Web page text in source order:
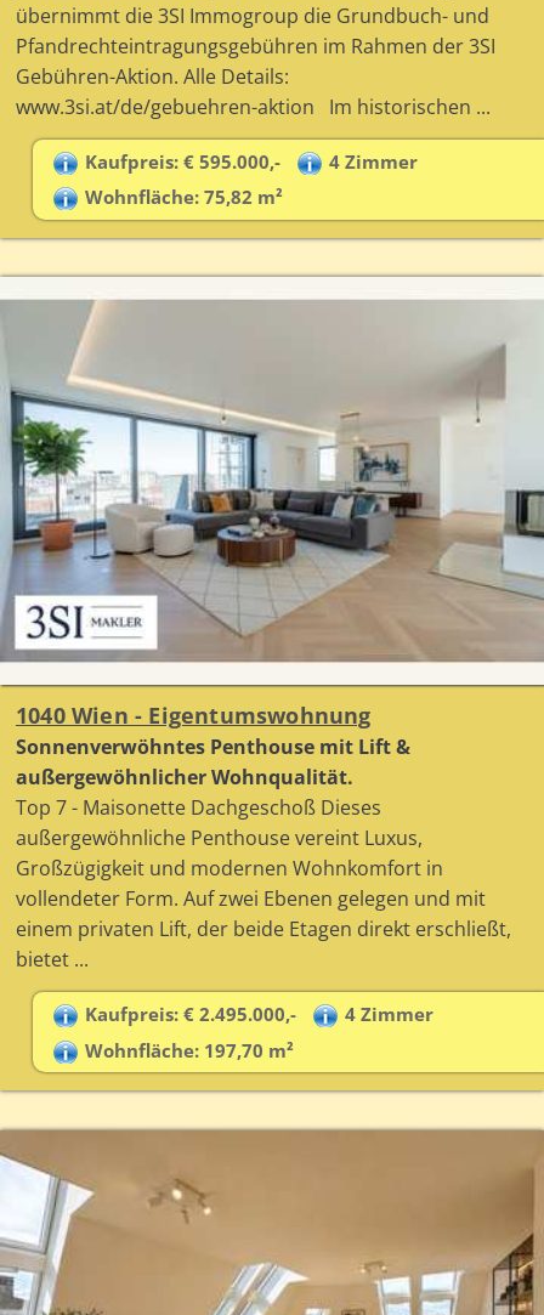
übernimmt die 3SI Immogroup die Grundbuch- und
Pfandrechteintragungsgebühren im Rahmen der 3SI
Gebühren-Aktion. Alle Details:
www.3si.at/de/gebuehren-aktion Im historischen ...
Kaufpreis: € 595.000,-
4 Zimmer
Wohnfläche: 75,82 m²
1040 Wien - Eigentumswohnung
Sonnenverwöhntes Penthouse mit Lift &
außergewöhnlicher Wohnqualität.
Top 7 - Maisonette Dachgeschoß Dieses
außergewöhnliche Penthouse vereint Luxus,
Großzügigkeit und modernen Wohnkomfort in
vollendeter Form. Auf zwei Ebenen gelegen und mit
einem privaten Lift, der beide Etagen direkt erschließt,
bietet ...
Kaufpreis: € 2.495.000,-
4 Zimmer
Wohnfläche: 197,70 m²